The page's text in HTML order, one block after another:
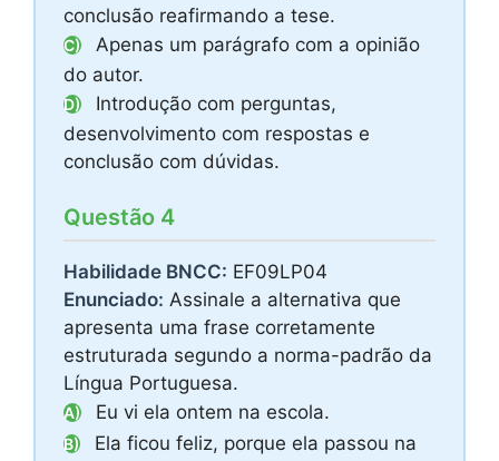
conclusão reafirmando a tese.
C)
Apenas um parágrafo com a opinião
do autor.
D)
Introdução com perguntas,
desenvolvimento com respostas e
conclusão com dúvidas.
Questão 4
Habilidade BNCC: EF09LP04
Enunciado: Assinale a alternativa que
apresenta uma frase corretamente
estruturada segundo a norma-padrão da
Língua Portuguesa.
A) Eu vi ela ontem na escola.
B)
Ela ficou feliz, porque ela passou na